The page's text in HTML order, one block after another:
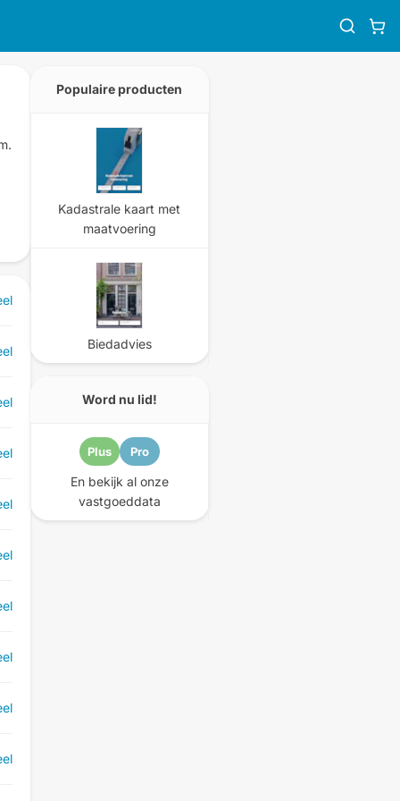
.
Populaire producten
Kadastrale kaart met
maatvoering
Biedadvies
Word nu lid!
Plus Pro
En bekijk al onze
vastgoeddata